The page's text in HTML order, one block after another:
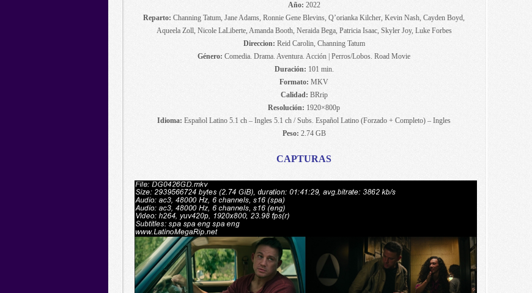
Año: 2022
Reparto: Channing Tatum, Jane Adams, Ronnie Gene Blevins, Q’orianka Kilcher, Kevin Nash, Cayden Boyd,
Aqueela Zoll, Nicole LaLiberte, Amanda Booth, Neraida Bega, Patricia Isaac, Skyler Joy, Luke Forbes
Direccion: Reid Carolin, Channing Tatum
Género: Comedia. Drama. Aventura. Acción | Perros/Lobos. Road Movie
Duración: 101 min.
Formato: MKV
Calidad: BRrip
Resolución: 1920×800p
Idioma: Español Latino 5.1 ch – Ingles 5.1 ch / Subs. Español Latino (Forzado + Completo) – Ingles
Peso: 2.74 GB
CAPTURAS